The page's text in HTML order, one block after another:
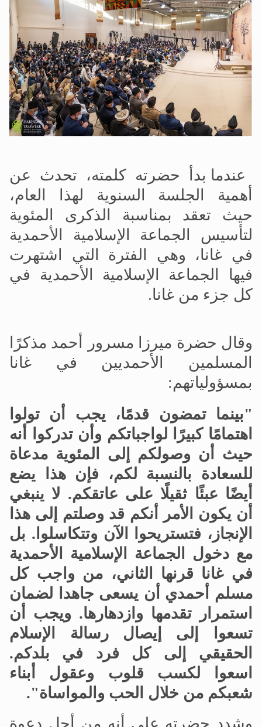
عندما بدأ حضرته كلمته، تحدث عن
أهمية الجلسة السنوية لهذا العام،
حيث تعقد بمناسبة الذكرى المئوية
لتأسيس الجماعة الإسلامية الأحمدية
في غانا، وهي الفترة التي اشتهرت
فيها الجماعة الإسلامية الأحمدية في
كل جزء من غانا.
وقال حضرة ميرزا مسرور أحمد مذكرًا
المسلمين الأحمديين في غانا
بمسؤولياتهم:
"بينما تمضون قدمًا، يجب أن تولوا
اهتمامًا كبيرًا لواجباتكم وأن تدركوا أنه
حيث أن وصولكم إلى المئوية مدعاة
للسعادة بالنسبة لكم، فإن هذا يضع
أيضًا عبئًا ثقيلًا على عاتقكم. لا ينبغي
أن يكون الأمر أنكم قد وصلتم إلى هذا
الإنجاز، فتستريحوا الآن وتتكاسلوا. بل
مع دخول الجماعة الإسلامية الأحمدية
في غانا قرنها الثاني، من واجب كل
مسلم أحمدي أن يسعى جاهدا لضمان
استمرار تقدمها وازدهارها. ويجب أن
تسعوا إلى إيصال رسالة الإسلام
الحقيقي إلى كل فرد في بلدكم.
اسعوا لكسب قلوب وعقول أبناء
شعبكم من خلال الحب والمواساة".